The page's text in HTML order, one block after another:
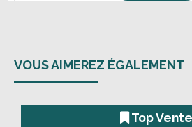
VOUS AIMEREZ ÉGALEMENT